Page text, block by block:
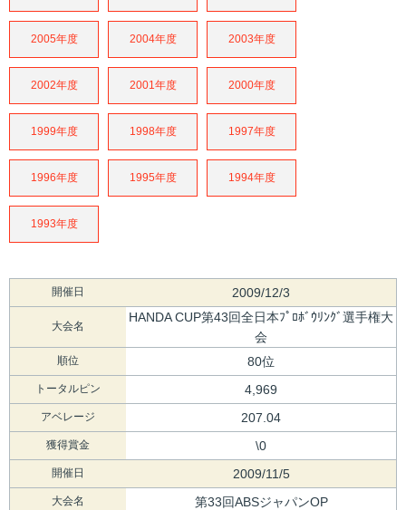
2005年度 2004年度 2003年度
2002年度 2001年度 2000年度
1999年度 1998年度 1997年度
1996年度 1995年度 1994年度
1993年度
開催日 2009/12/3
大会名
HANDA CUP第43回全日本ﾌﾟﾛﾎﾞｳﾘﾝｸﾞ選手権大
会
順位 80位
トータルピン 4,969
アベレージ 207.04
獲得賞金 \0
開催日 2009/11/5
大会名 第33回ABSジャパンOP